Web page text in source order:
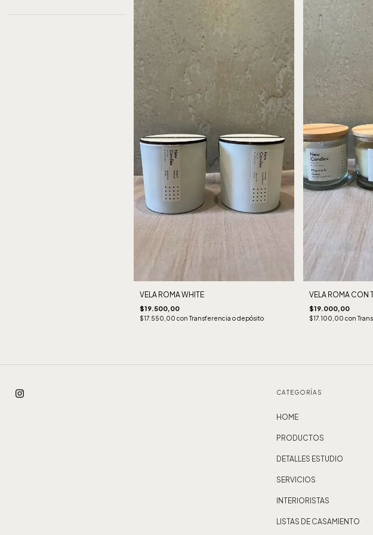
VELA ROMA WHITE
$19.500,00
$17.550,00 con Transferencia o depósito
VELA ROMA CON
$19.000,00
$17.100,00 con
CATEGORÍAS
HOME
PRODUCTOS
DETALLES ESTUDIO
SERVICIOS
INTERIORISTAS
LISTAS DE CASAMIENTO